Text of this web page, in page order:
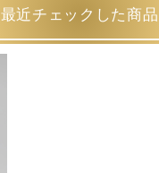
最近チェックした商品